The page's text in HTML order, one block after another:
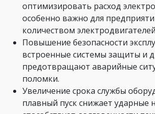
оптимизировать расход
особенно важно для
количеством
Повышение безопасности
встроенные системы защиты и
предотвращают аварийные
поломки.
Увеличение срока службы
плавный пуск снижает ударные